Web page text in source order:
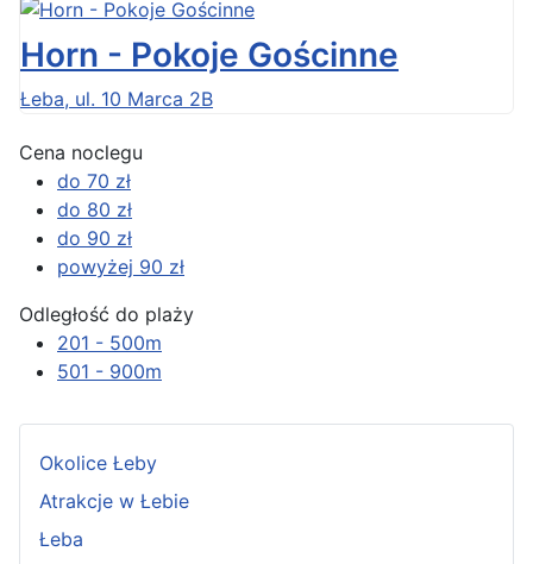
Horn - Pokoje Gościnne
Łeba, ul. 10 Marca 2B
Cena noclegu
do 70 zł
do 80 zł
do 90 zł
powyżej 90 zł
Odległość do plaży
201 - 500m
501 - 900m
Okolice Łeby
Atrakcje w Łebie
Łeba